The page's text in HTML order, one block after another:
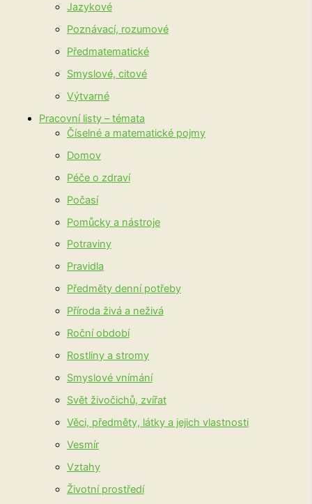
Jazykové
Poznávací, rozumové
Předmatematické
Smyslové, citové
Výtvarné
Pracovní listy – témata
Číselné a matematické pojmy
Domov
Péče o zdraví
Počasí
Pomůcky a nástroje
Potraviny
Pravidla
Předměty denní potřeby
Příroda živá a neživá
Roční období
Rostliny a stromy
Smyslové vnímání
Svět živočichů, zvířat
Věci, předměty, látky a jejich vlastnosti
Vesmír
Vztahy
Životní prostředí